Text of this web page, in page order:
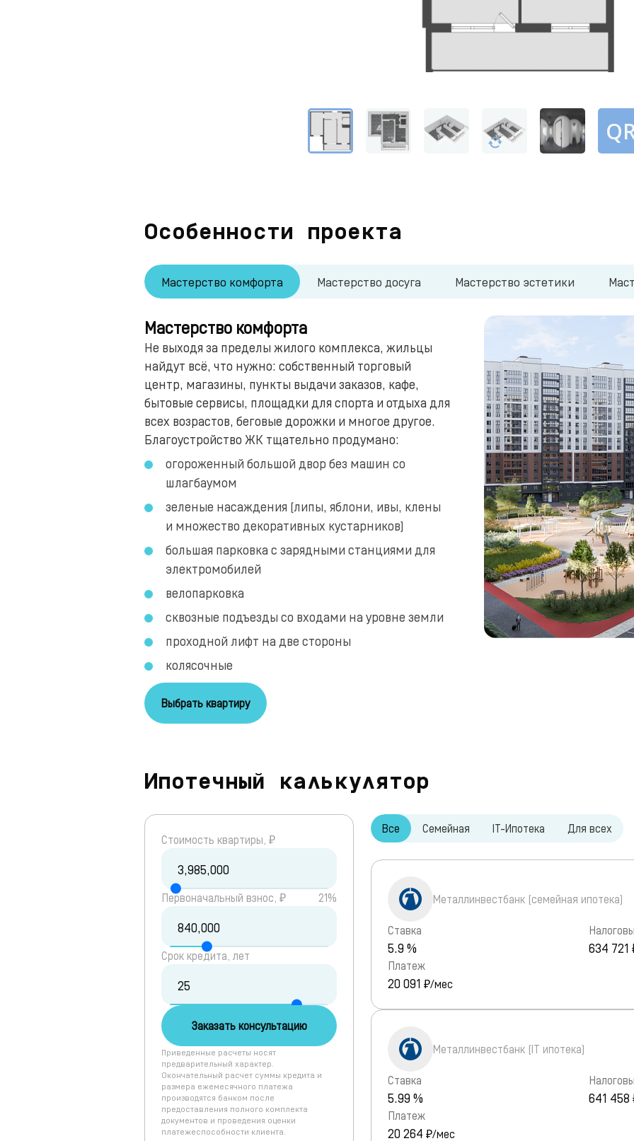
Особенности проекта
Мастерство комфорта Мастерство досуга Мастерство эстетики
Мастерство комфорта
Не выходя за пределы жилого комплекса, жильцы
найдут всё, что нужно: собственный торговый
центр, магазины, пункты выдачи заказов, кафе,
бытовые сервисы, площадки для спорта и отдыха для
всех возрастов, беговые дорожки и многое другое.
Благоустройство ЖК тщательно продумано:
огороженный большой двор без машин со
шлагбаумом
зеленые насаждения (липы, яблони, ивы, клены
и множество декоративных кустарников)
большая парковка с зарядными станциями для
электромобилей
велопарковка
сквозные подъезды со входами на уровне земли
проходной лифт на две стороны
колясочные
Выбрать квартиру
Ипотечный калькулятор
Cтоимость квартиры, ₽
Первоначальный взнос, ₽ 21%
Срок кредита, лет
Заказать консультацию
Приведенные расчеты носят
предварительный характер.
Окончательный расчет суммы кредита и
размера ежемесячного платежа
производятся банком после
предоставления полного комплекта
документов и проведения оценки
платежеспособности клиента.
Все Семейная IT-Ипотека Для всех
Металлинвестбанк (семейная ипотека)
Ставка
5.9 % 634 721
Платеж
20 091 ₽/мес
Металлинвестбанк (IT ипотека)
Ставка
5.99 % 641 458
Платеж
20 264 ₽/мес